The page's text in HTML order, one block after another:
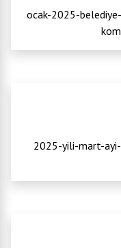
ocak-2025-
2025-yili-mart-